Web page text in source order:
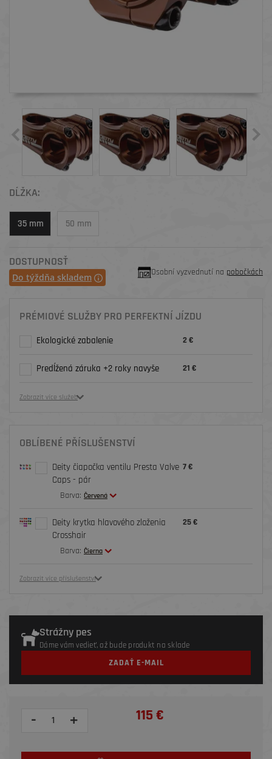
DĹŽKA:
35 mm 50 mm
DOSTUPNOSŤ
Do týždňa skladem Osobní vyzvednutí na pobočkách
PRÉMIOVÉ SLUŽBY PRO PERFEKTNÍ JÍZDU
Ekologické zabalenie 2 €
Predĺžená záruka +2 roky navyše 21 €
Zobrazit více služeb
OBLÍBENÉ PŘÍSLUŠENSTVÍ
Deity čiapočka ventilu Presta Valve
Caps - pár
Barva: Červená
7 €
Deity krytka hlavového zloženia
Crosshair
Barva: Čierna
25 €
Zobrazit více příslušenství
Strážny pes
Dáme vám vedieť, až bude produkt na sklade
ZADAŤ E-MAIL
- + 115 €